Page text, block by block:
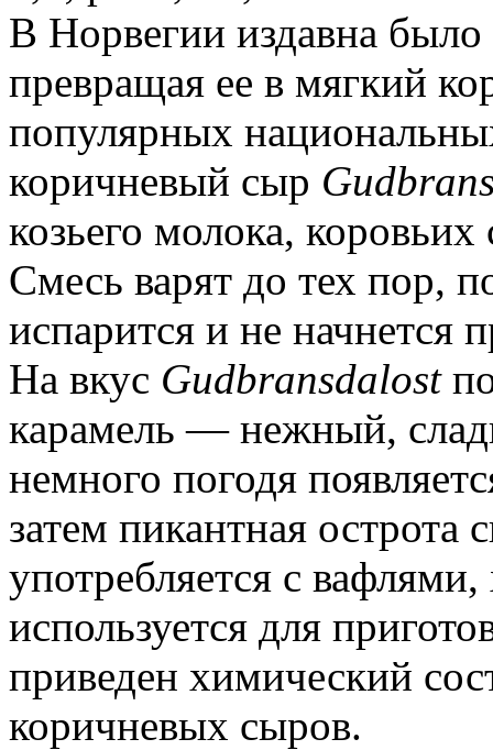
В Норвегии издавна было
превращая ее в мягкий
популярных
коричневый сыр
козьего молока,
Смесь варят до тех пор,
испарится и не начнется
На вкус Gudbransdalost
карамель — нежный,
немного погодя
затем пикантная
употребляется с
используется для
приведен химический
коричневых сыров.